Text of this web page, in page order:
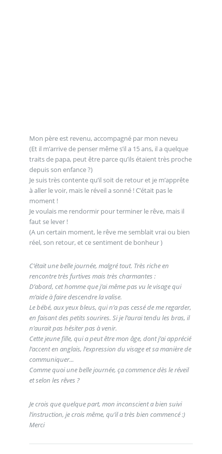
Mon père est revenu, accompagné par mon neveu
(Et il m’arrive de penser même s’il a 15 ans, il a quelque
traits de papa, peut être parce qu’ils étaient très proche
depuis son enfance ?)
Je suis très contente qu’il soit de retour et je m’apprête
à aller le voir, mais le réveil a sonné ! C’était pas le
moment !
Je voulais me rendormir pour terminer le rêve, mais il
faut se lever !
(A un certain moment, le rêve me semblait vrai ou bien
réel, son retour, et ce sentiment de bonheur )
C’était une belle journée, malgré tout. Très riche en
rencontre très furtives mais très charmantes :
D’abord, cet homme que j’ai même pas vu le visage qui
m’aide à faire descendre la valise.
Le bébé, aux yeux bleus, qui n’a pas cessé de me regarder,
en faisant des petits sourires. Si je l’aurai tendu les bras, il
n’aurait pas hésiter pas à venir.
Cette jeune fille, qui a peut être mon âge, dont j’ai apprécié
l’accent en anglais, l’expression du visage et sa manière de
communiquer...
Comme quoi une belle journée, ça commence dès le réveil
et selon les rêves ?
Je crois que quelque part, mon inconscient a bien suivi
l’instruction, je crois même, qu’il a très bien commencé :)
Merci